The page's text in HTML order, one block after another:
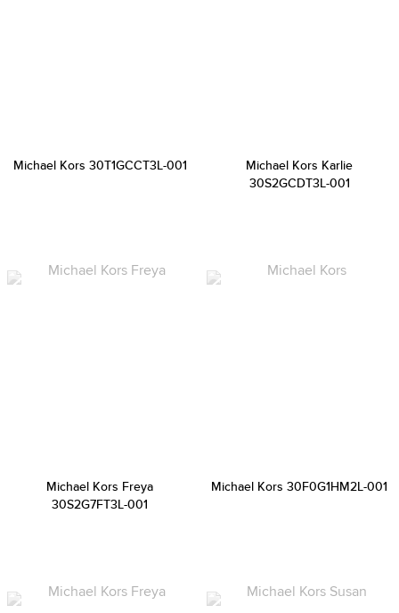
Michael Kors 30T1GCCT3L-001
Michael Kors Karlie
30S2GCDT3L-001
Michael Kors Freya
30S2G7FT3L-001
Michael Kors 30F0G1HM2L-001